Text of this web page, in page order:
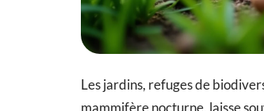
Les jardins, refuges de